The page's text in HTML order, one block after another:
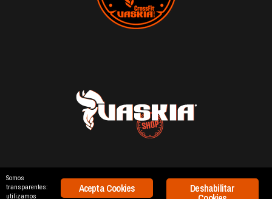
688 668 856
626 431 967
Deshabilitar
Acepta Cookies
Somos
transparentes:
utilizamos